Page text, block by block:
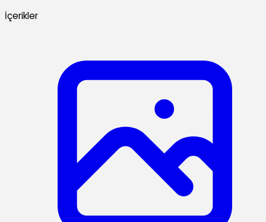
İçerikler